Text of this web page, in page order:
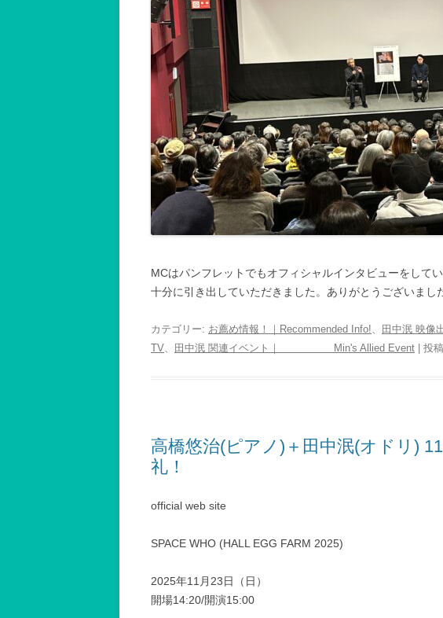
MCはパンフレットでもオフィシャルインタビューをして
十分に引き出していただきました。ありがとうございまし
カテゴリー: お薦め情報！｜Recommended Info!、
田中泯
TV、 田中泯 関連イベント｜ Min's Allied Event | 投
高橋悠治(ピアノ)＋田中泯(オドリ)
礼！
official web site
SPACE WHO (HALL EGG FARM 2025)
2025年11月23日（日）
開場14:20/開演15:00